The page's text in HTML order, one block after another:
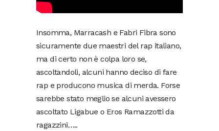
Insomma, Marracash e Fabri Fibra sono
sicuramente due maestri del rap italiano,
ma di certo non è colpa loro se,
ascoltandoli, alcuni hanno deciso di fare
rap e producono musica di merda. Forse
sarebbe stato meglio se alcuni avessero
ascoltato Ligabue o Eros Ramazzotti da
ragazzini…..